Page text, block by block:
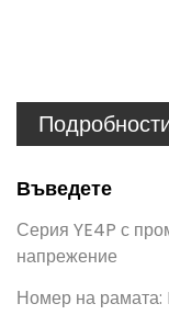
Въведете
Серия YE4P с
напрежение
Номер на